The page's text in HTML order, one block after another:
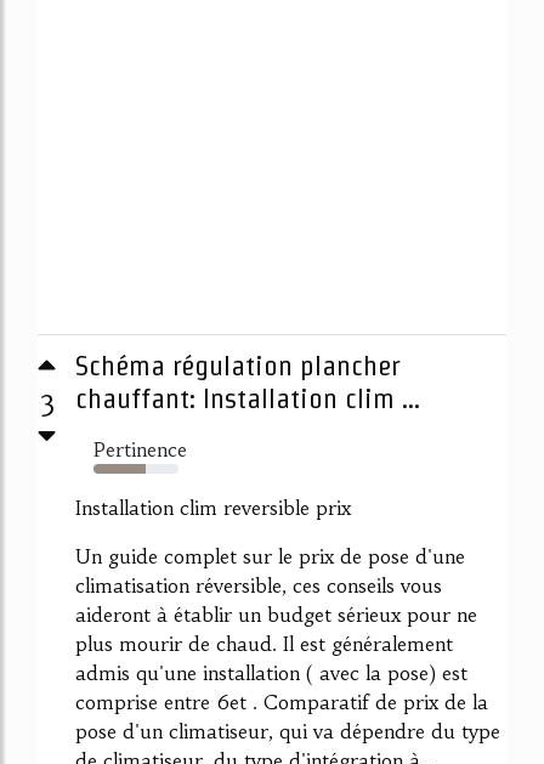
3
Schéma régulation plancher
chauffant: Installation clim ...
Pertinence
61%
Installation clim reversible prix
Un guide complet sur le prix de pose d'une
climatisation réversible, ces conseils vous
aideront à établir un budget sérieux pour ne
plus mourir de chaud. Il est généralement
admis qu'une installation ( avec la pose) est
comprise entre 6et . Comparatif de prix de la
pose d'un climatiseur, qui va dépendre du type